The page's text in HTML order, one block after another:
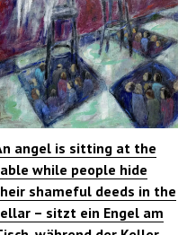
angel is sitting at the
while people hide
shameful deeds in the
– sitzt ein Engel am